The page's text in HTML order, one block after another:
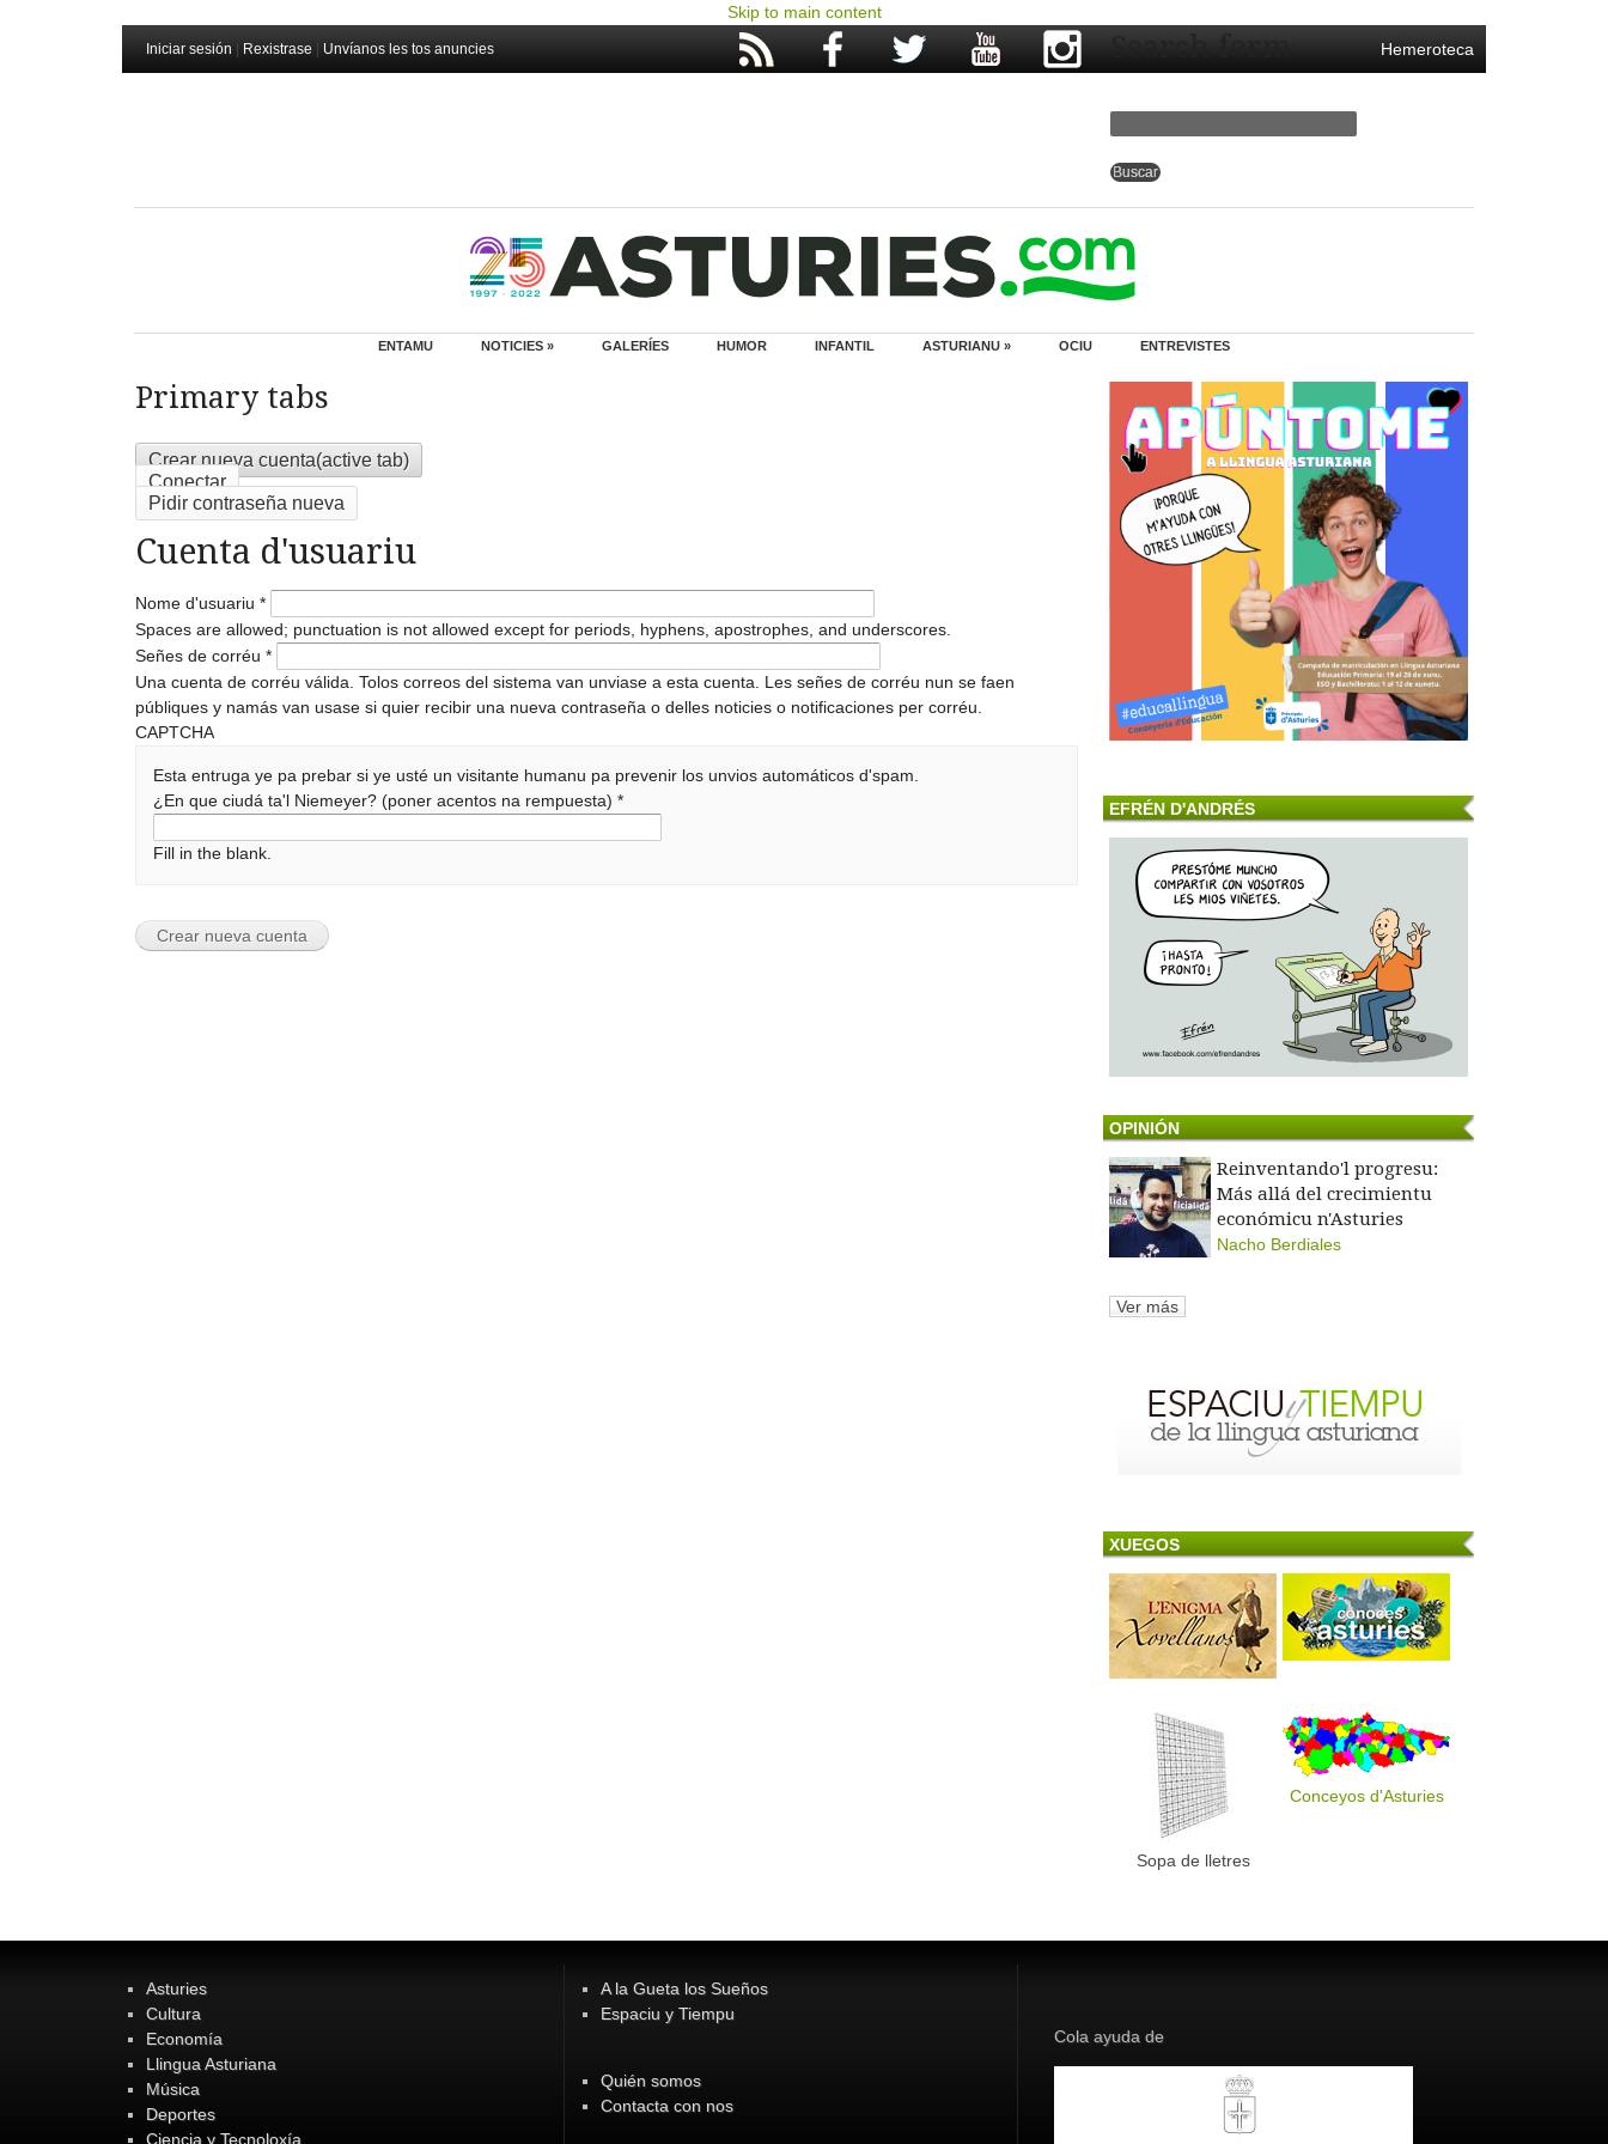
Skip to main content
Iniciar sesión Rexistrase Unvíanos les tos anuncies Hemeroteca
Search form
ENTAMU NOTICIES » GALERÍES HUMOR INFANTIL ASTURIANU » OCIU ENTREVISTES
Primary tabs
Crear nueva cuenta(active tab)
Conectar
Pidir contraseña nueva
Cuenta d'usuariu
Nome d'usuariu *
Spaces are allowed; punctuation is not allowed except for periods, hyphens, apostrophes, and underscores.
Señes de corréu *
Una cuenta de corréu válida. Tolos correos del sistema van unviase a esta cuenta. Les señes de corréu nun se faen
públiques y namás van usase si quier recibir una nueva contraseña o delles noticies o notificaciones per corréu.
CAPTCHA
Esta entruga ye pa prebar si ye usté un visitante humanu pa prevenir los unvios automáticos d'spam.
¿En que ciudá ta'l Niemeyer? (poner acentos na rempuesta)*
Fill in the blank.
EFRÉN D'ANDRÉS
OPINIÓN
Reinventando'l progresu:
Más allá del crecimientu
económicu n'Asturies
Nacho Berdiales
Ver más
XUEGOS
Sopa de lletres
Conceyos d'Asturies
Asturies
Cultura
Economía
Llingua Asturiana
Música
Deportes
Ciencia y Tecnoloxía
A la Gueta los Sueños
Espaciu y Tiempu
Quién somos
Contacta con nos
Cola ayuda de